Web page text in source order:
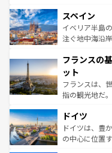
ろん、トスカ
景など、自然
ピザやパスタ
ませてくれる
なお、新着の
しい。
スペイン
イベリア半島
注ぐ地中海沿
文化が根付く
れる闘牛、そ
る。首都マド
アートに溢れ
せる。地方に
ンテンツ一覧
フランスの
ット
フランスは、
指の観光地だ
で、幅広い魅
聖堂、美しい
から魅了する
ドイツ
ドイツは、豊
の中心に位置